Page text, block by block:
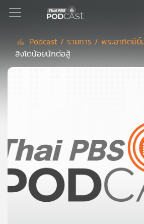
Podcast
แนะนำ
เพล
ย์
ลิ
Podcast / รายการ /พระอาทิตย์
สิงโตน้อยนักต่อสู้